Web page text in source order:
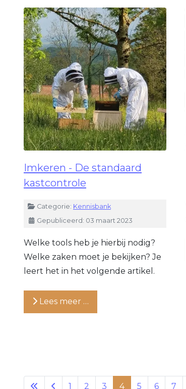
Imkeren - De standaard
kastcontrole
DetailsCategorie: Kennisbank
Gepubliceerd: 03 maart 2023
Welke tools heb je hierbij nodig?
Welke zaken moet je bekijken? Je
leert het in het volgende artikel.
Lees meer …
1 2 3 4 5 6 7